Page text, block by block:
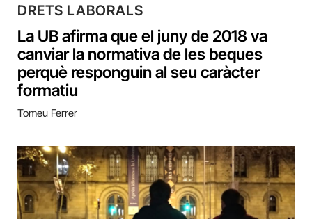
DRETS LABORALS
La UB afirma que el juny de 2018 va
canviar la normativa de les beques
perquè responguin al seu caràcter
formatiu
Tomeu Ferrer